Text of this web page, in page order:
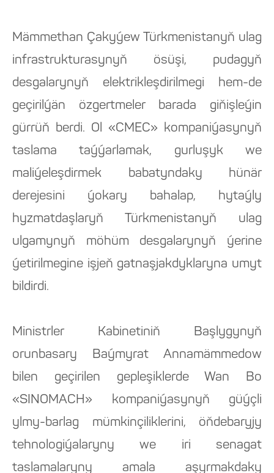
Mämmethan Çakyýew Türkmenistanyň ulag
infrastrukturasynyň ösüşi, pudagyň
desgalarynyň elektrikleşdirilmegi hem-de
geçirilýän özgertmeler barada giňişleýin
gürrüň berdi. Ol «CMEC» kompaniýasynyň
taslama taýýarlamak, gurluşyk we
maliýeleşdirmek babatyndaky hünär
derejesini ýokary bahalap, hytaýly
hyzmatdaşlaryň Türkmenistanyň ulag
ulgamynyň möhüm desgalarynyň ýerine
ýetirilmegine işjeň gatnaşjakdyklaryna umyt
bildirdi.
Ministrler Kabinetiniň Başlygynyň
orunbasary Baýmyrat Annamämmedow
bilen geçirilen gepleşiklerde Wan Bo
«SINOMACH» kompaniýasynyň güýçli
ylmy-barlag mümkinçiliklerini, öňdebaryjy
tehnologiýalaryny we iri senagat
taslamalaryny amala aşyrmakdaky